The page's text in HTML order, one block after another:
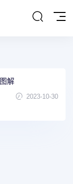
解
2023-10-30